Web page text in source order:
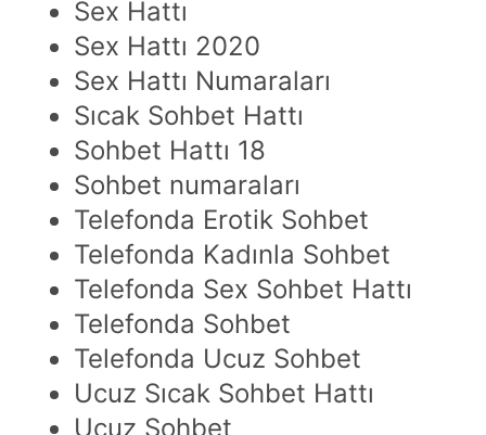
Sex Hattı
Sex Hattı 2020
Sex Hattı Numaraları
Sıcak Sohbet Hattı
Sohbet Hattı 18
Sohbet numaraları
Telefonda Erotik Sohbet
Telefonda Kadınla Sohbet
Telefonda Sex Sohbet Hattı
Telefonda Sohbet
Telefonda Ucuz Sohbet
Ucuz Sıcak Sohbet Hattı
Ucuz Sohbet